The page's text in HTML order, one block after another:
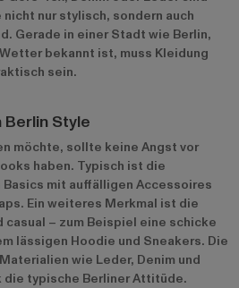
nur stylisch, sondern auch
Gerade in einer Stadt wie Berlin,
bekannt ist, muss Kleidung
sein.
Style
möchte, sollte keine Angst vor
haben. Typisch ist die
mit auffälligen Accessoires
Ein weiteres Merkmal ist die
casual – zum Beispiel eine schicke
lässigen Hoodie und Sneakers. Die
wie Leder, Denim und
die typische Berliner Attitüde.